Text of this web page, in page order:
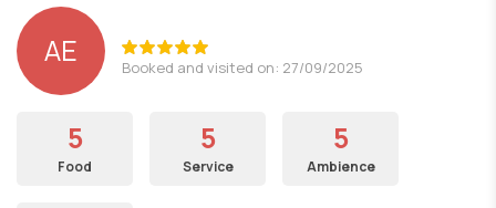
AE Booked and visited on: 27/09/2025
5
Food
5
Service
5
Ambience